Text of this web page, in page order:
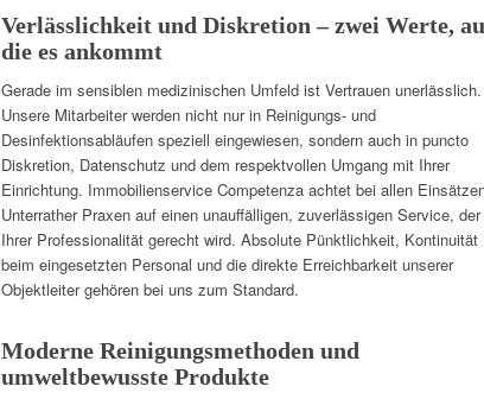
Verlässlichkeit und Diskretion – zwei Werte,
die es ankommt
Gerade im sensiblen medizinischen Umfeld ist Vertrauen unerlässlich.
Unsere Mitarbeiter werden nicht nur in Reinigungs- und
Desinfektionsabläufen speziell eingewiesen, sondern auch in puncto
Diskretion, Datenschutz und dem respektvollen Umgang mit Ihrer
Einrichtung. Immobilienservice Competenza achtet bei allen
Unterrather Praxen auf einen unauffälligen, zuverlässigen Service, der
Ihrer Professionalität gerecht wird. Absolute Pünktlichkeit, Kontinuität
beim eingesetzten Personal und die direkte Erreichbarkeit unserer
Objektleiter gehören bei uns zum Standard.
Moderne Reinigungsmethoden und
umweltbewusste Produkte